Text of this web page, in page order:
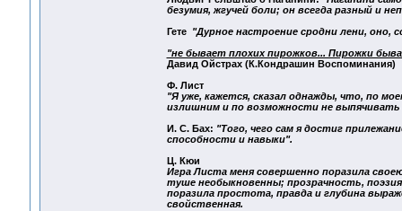
безумия, жгучей боли; он всегда разный и
Гете "Дурное настроение сродни лени, оно,
"не бывает плохих пирожков... Пирожки
Давид Ойстрах (К.Кондрашин Воспоминания)
Ф. Лист
"Я уже, кажется, сказал однажды, что, по
излишним и по возможности не
И. С. Бах: "Того, чего сам я достиг
способности и навыки".
Ц. Кюи
Игра Листа меня совершенно поразила
туше необыкновенны; прозрачность,
поразила простота, правда и глубина
свойственная.